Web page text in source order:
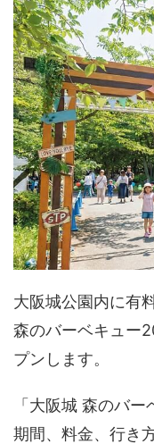
大阪城公園内に有
森のバーベキュー
プンします。
「大阪城 森のバ
期間、料金、行き